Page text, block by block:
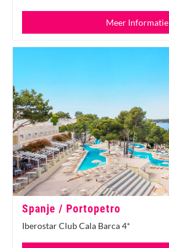
Meer Informatie
Spanje / Portopetro
Iberostar Club Cala Barca 4*